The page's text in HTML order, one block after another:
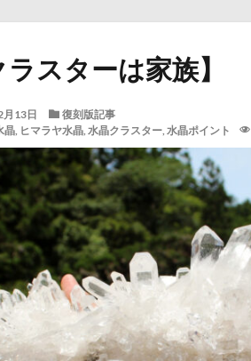
スターは家族】
13日
復刻版記事
晶, ヒマラヤ水晶, 水晶クラスター, 水晶ポイント